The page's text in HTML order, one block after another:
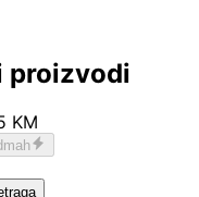
proizvodi
KM